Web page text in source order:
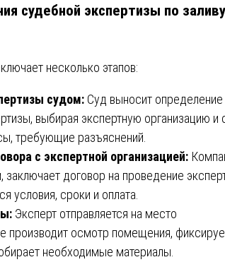
судебной экспертизы по заливу
несколько этапов:
судом: Суд выносит определение
выбирая экспертную организацию и
требующие разъяснений.
с экспертной организацией:
договор на проведение
условия, сроки и оплата.
Эксперт отправляется на место
производит осмотр помещения,
необходимые материалы.